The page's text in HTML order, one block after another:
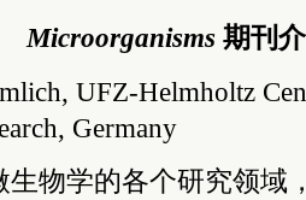
Microorganisms 期刊
UFZ-Helmholtz
Germany
生物学的各个研究领域